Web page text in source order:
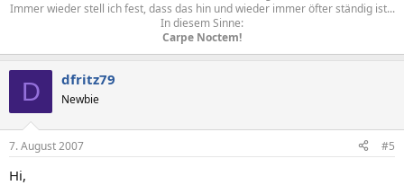
Immer wieder stell ich fest, dass das hin und wieder immer öfter ständig ist...
In diesem Sinne:
Carpe Noctem!
D dfritz79
Newbie
7. August 2007 #5
Hi,